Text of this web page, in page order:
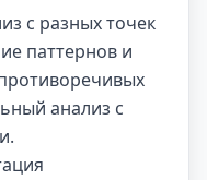
с разных точек
паттернов и
анализ с